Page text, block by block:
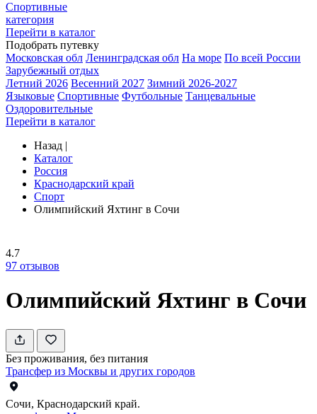
Спортивные
категория
Перейти в каталог
Подобрать путевку
Московская обл Ленинградская обл На море По всей России
Зарубежный отдых
Летний 2026 Весенний 2027 Зимний 2026-2027
Языковые Спортивные Футбольные Танцевальные
Оздоровительные
Перейти в каталог
Назад |
Каталог
Россия
Краснодарский край
Спорт
Олимпийский Яхтинг в Сочи
4.7
97 отзывов
Олимпийский Яхтинг в Сочи
Без проживания, без питания
Трансфер из Москвы и других городов
Сочи, Краснодарский край.